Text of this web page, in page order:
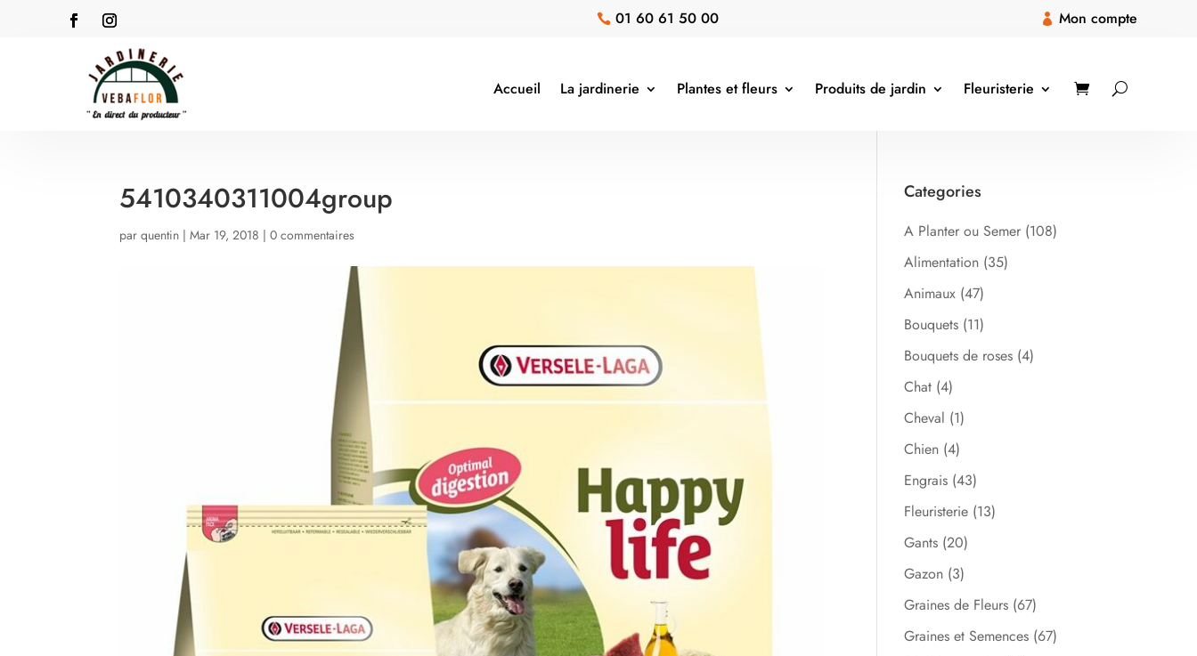
 01 60 61 50 00  Mon compte
Accueil La jardinerie Plantes et fleurs Produits de jardin Fleuristerie
5410340311004group
parquentin |Mar 19, 2018 |0 commentaires
Categories
A Planter ou Semer (108)
Alimentation (35)
Animaux (47)
Bouquets (11)
Bouquets de roses (4)
Chat (4)
Cheval (1)
Chien (4)
Engrais (43)
Fleuristerie (13)
Gants (20)
Gazon (3)
Graines de Fleurs (67)
Graines et Semences (67)